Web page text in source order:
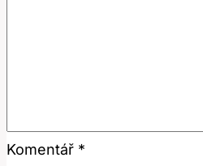
Komentář *